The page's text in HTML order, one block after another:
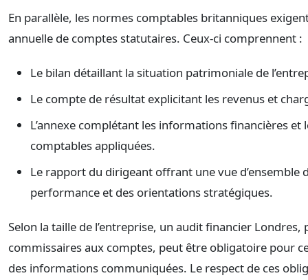
En parallèle, les normes comptables britanniques
annuelle de comptes statutaires. Ceux-ci comprennent :
Le bilan détaillant la situation patrimoniale de
Le compte de résultat explicitant les revenus et
L’annexe complétant les informations financières et
comptables appliquées.
Le rapport du dirigeant offrant une vue d’ensemble
performance et des orientations stratégiques.
Selon la taille de l’entreprise, un audit financier Londres,
commissaires aux comptes, peut être obligatoire pour
des informations communiquées. Le respect de ces